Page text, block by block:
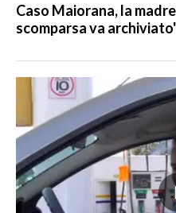
Caso Maiorana, la
scomparsa va